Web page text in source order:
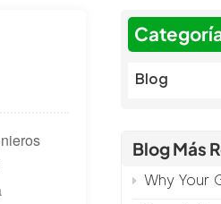
Blog
Blog Más
Why Your Grout Job